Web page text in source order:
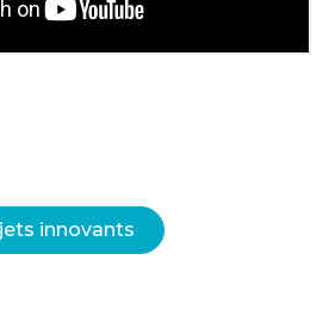
innovants